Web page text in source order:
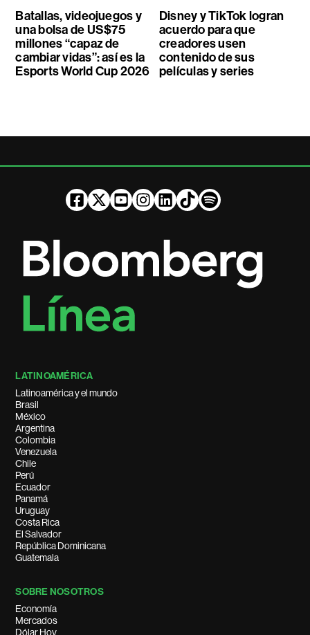
Batallas, videojuegos y
una bolsa de US$75
millones “capaz de
cambiar vidas”: así es la
Esports World Cup 2026
Disney y TikTok logran
acuerdo para que
creadores usen
contenido de sus
películas y series
LATINOAMÉRICA
Latinoamérica y el mundo
Brasil
México
Argentina
Colombia
Venezuela
Chile
Perú
Ecuador
Panamá
Uruguay
Costa Rica
El Salvador
República Dominicana
Guatemala
SOBRE NOSOTROS
Economía
Mercados
Dólar Hoy